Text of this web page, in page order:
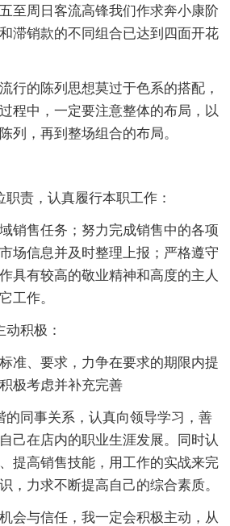
至周日客流高锋我们作求奔小康阶
滞销款的不同组合已达到四面开花
行的陈列思想莫过于色系的搭配，
程中，一定要注意整体的布局，以
列，再到整场组合的布局。
职责，认真履行本职工作：
销售任务；努力完成销售中的各项
场信息并及时整理上报；严格遵守
具有较高的敬业精神和高度的主人
工作。
积极：
准、要求，力争在要求的期限内提
极考虑并补充完善
的同事关系，认真向领导学习，善
己在店内的职业生涯发展。同时认
提高销售技能，用工作的实战来完
，力求不断提高自己的综合素质。
会与信任，我一定会积极主动，从